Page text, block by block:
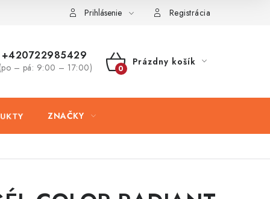
Prihlásenie Registrácia
+420722985429
(po – pá: 9:00 – 17:00)
NÁKUPNÝ
Prázdny košík
ZNAČKY